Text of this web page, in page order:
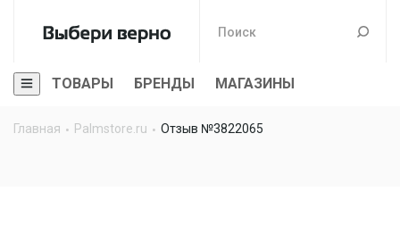
ТОВАРЫ БРЕНДЫ МАГАЗИНЫ
Главная Palmstore.ru Отзыв №3822065